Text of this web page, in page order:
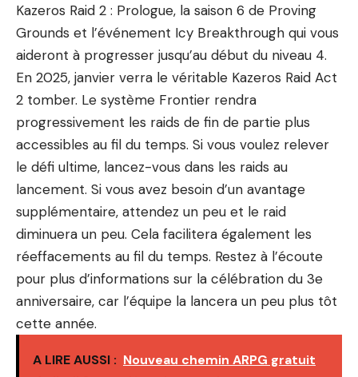
Kazeros Raid 2 : Prologue, la saison 6 de Proving
Grounds et l’événement Icy Breakthrough qui vous
aideront à progresser jusqu’au début du niveau 4.
En 2025, janvier verra le véritable Kazeros Raid Act
2 tomber. Le système Frontier rendra
progressivement les raids de fin de partie plus
accessibles au fil du temps. Si vous voulez relever
le défi ultime, lancez-vous dans les raids au
lancement. Si vous avez besoin d’un avantage
supplémentaire, attendez un peu et le raid
diminuera un peu. Cela facilitera également les
réeffacements au fil du temps. Restez à l’écoute
pour plus d’informations sur la célébration du 3e
anniversaire, car l’équipe la lancera un peu plus tôt
cette année.
A LIRE AUSSI : Nouveau chemin ARPG gratuit